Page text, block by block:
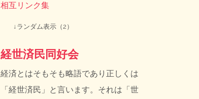
相互リンク集
↓ランダム表示（2）
経世済民同好会
経済とはそもそも略語であり正しくは
「経世済民」と言います。それは「世